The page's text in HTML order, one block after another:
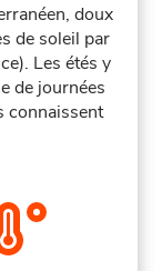
doux
de soleil par
Les étés y
de journées
connaissent